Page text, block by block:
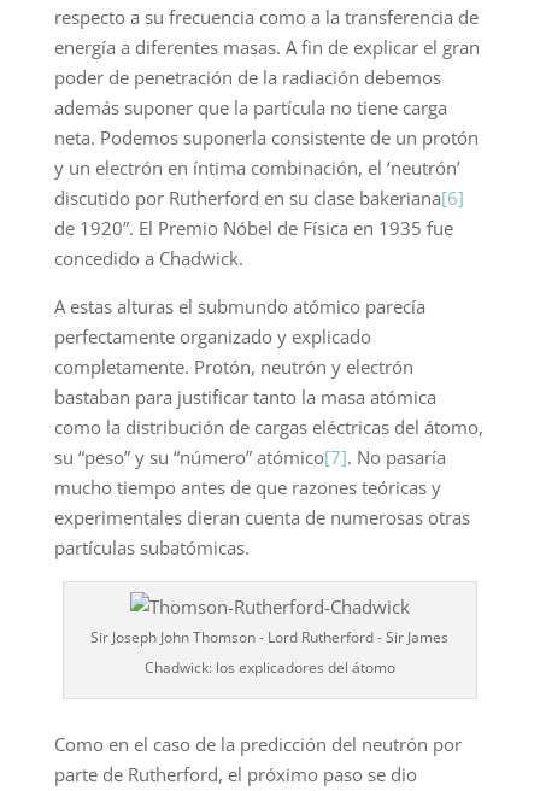
respecto a su frecuencia como a la transferencia de
energía a diferentes masas. A fin de explicar el gran
poder de penetración de la radiación debemos
además suponer que la partícula no tiene carga
neta. Podemos suponerla consistente de un protón
y un electrón en íntima combinación, el ‘neutrón’
discutido por Rutherford en su clase bakeriana[6]
de 1920”. El Premio Nóbel de Física en 1935 fue
concedido a Chadwick.
A estas alturas el submundo atómico parecía
perfectamente organizado y explicado
completamente. Protón, neutrón y electrón
bastaban para justificar tanto la masa atómica
como la distribución de cargas eléctricas del átomo,
su “peso” y su “número” atómico[7]. No pasaría
mucho tiempo antes de que razones teóricas y
experimentales dieran cuenta de numerosas otras
partículas subatómicas.
Sir Joseph John Thomson - Lord Rutherford - Sir James
Chadwick: los explicadores del átomo
Como en el caso de la predicción del neutrón por
parte de Rutherford, el próximo paso se dio